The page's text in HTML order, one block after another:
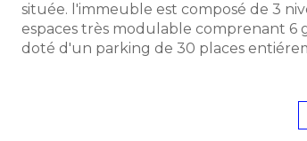
située. l'immeuble est composé de 3
espaces très modulable comprenant 6
doté d'un parking de 30 places
Situé à l’entrée de la zone
du sud-est toulousain, l’immeuble